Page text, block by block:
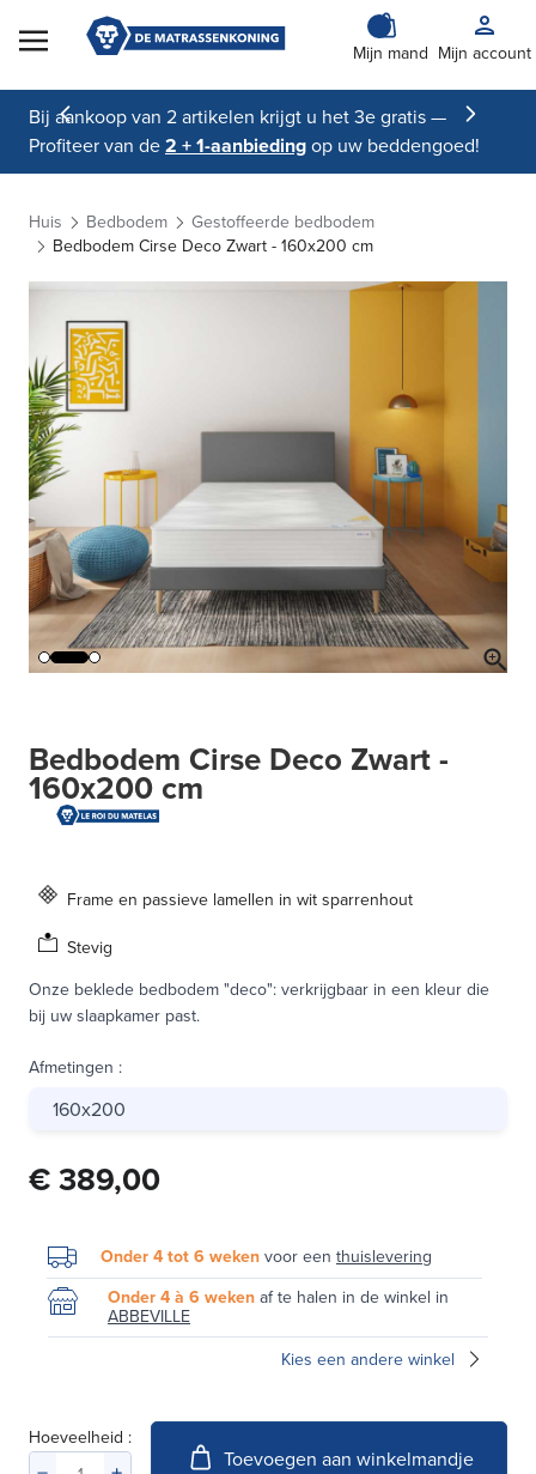
Skip to Content
Mijn mand Mijn account
Bij aankoop van 2 artikelen krijgt u het 3e gratis —
Profiteer van de2 + 1-aanbiedingop uw beddengoed!
Huis Bedbodem
Gestoffeerde bedbodem
Bedbodem Cirse Deco Zwart - 160x200 cm
Bedbodem Cirse Deco Zwart -
160x200 cm
Frame en passieve lamellen in wit sparrenhout
Stevig
Onze beklede bedbodem "deco": verkrijgbaar in een kleur die
bij uw slaapkamer past.
Afmetingen :
160x200
€ 389,00
Onder 4 tot 6 weken voor een thuislevering
Onder 4 à 6 weken af te halen in de winkel in
ABBEVILLE
Kies een andere winkel
Hoeveelheid :
Toevoegen aan winkelmandje